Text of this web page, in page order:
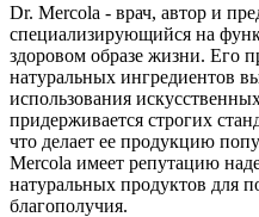
Dr. Mercola - врач, автор и
специализирующийся на
здоровом образе жизни. Его
натуральных ингредиентов
использования
придерживается строгих
что делает ее продукцию
Mercola имеет репутацию
натуральных продуктов для
благополучия.